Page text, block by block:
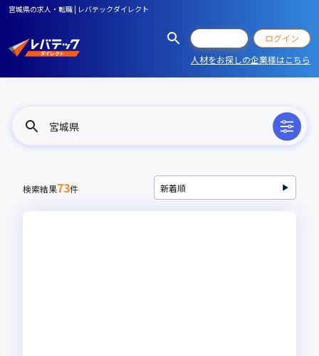
宮城県の求人・転職 | レバテックダイレクト
ログイン
人材をお探しの企業様はこちら
宮城県
検索結果73件